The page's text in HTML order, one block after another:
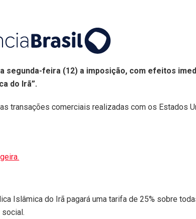
segunda-feira (12) a imposição, com efeitos
do Irã”.
transações comerciais realizadas com os Estados
Islâmica do Irã pagará uma tarifa de 25% sobre
social.